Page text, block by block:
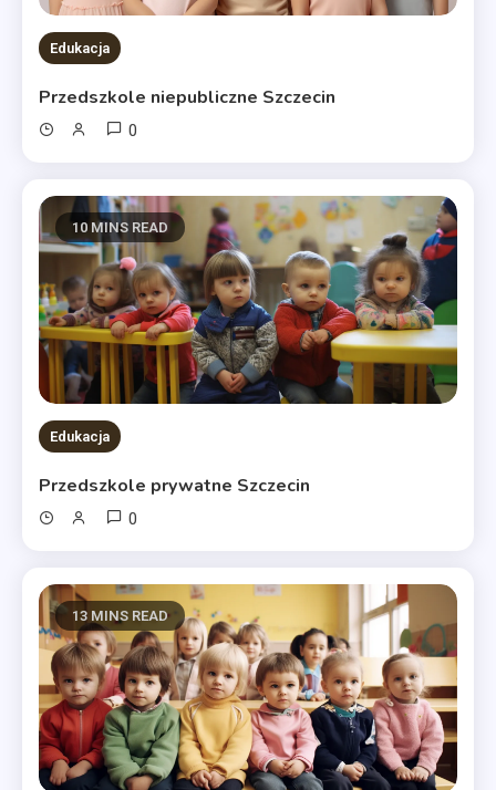
Edukacja
Przedszkole niepubliczne Szczecin
0
10 MINS READ
Edukacja
Przedszkole prywatne Szczecin
0
13 MINS READ